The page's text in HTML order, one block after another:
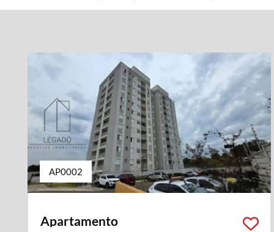
AP0002
Apartamento